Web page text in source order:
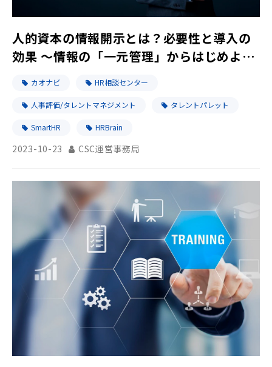
人的資本の情報開示とは？必要性と導入の
効果 ～情報の「一元管理」からはじめよ
カオナビ HR相談センター
人事評価/タレントマネジメント タレントパレット
SmartHR HRBrain
2023-10-23 CSC運営事務局